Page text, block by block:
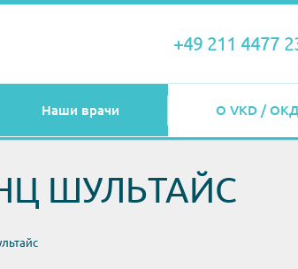
+49 211 4477
Наши врачи О VKD / ОКД
ШУЛЬТАЙС